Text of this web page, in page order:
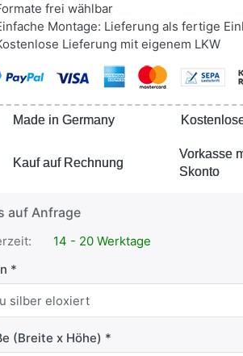
frei wählbar
Montage: Lieferung als fertige
Lieferung mit eigenem LKW
Made in Germany
Kauf auf Rechnung
Vorkasse
Skonto
Made in Germany
Kauf auf Rechnung
Vorkasse
Skonto
auf Anfrage
14 - 20 Werktage
(Breite x Höhe)